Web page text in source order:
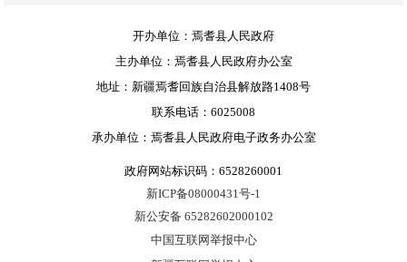
开办单位：焉耆县人民政府
主办单位：焉耆县人民政府办公室
地址：新疆焉耆回族自治县解放路1408号
联系电话：6025008
承办单位：焉耆县人民政府电子政务办公室
政府网站标识码：6528260001
新ICP备08000431号-1
新公安备 65282602000102
中国互联网举报中心